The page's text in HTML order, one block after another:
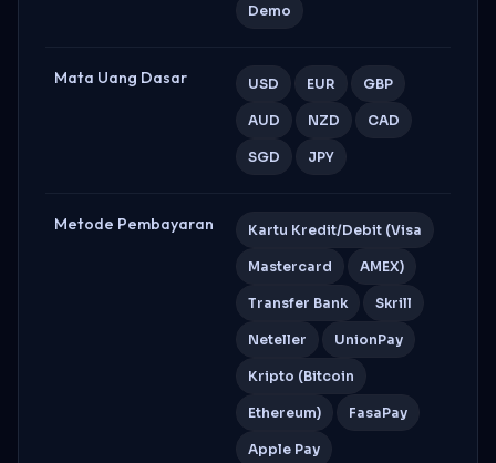
Demo
Mata Uang Dasar USD EUR GBP
AUD NZD CAD
SGD JPY
Metode Pembayaran Kartu Kredit/Debit (Visa
Mastercard AMEX)
Transfer Bank Skrill
Neteller UnionPay
Kripto (Bitcoin
Ethereum) FasaPay
Apple Pay